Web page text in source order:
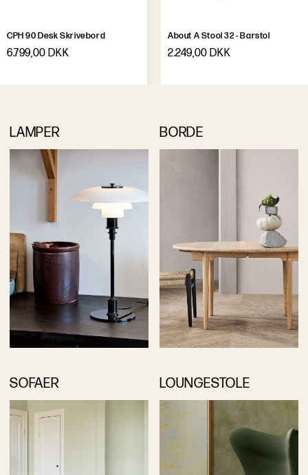
CPH 90 Desk Skrivebord
6.799,00 DKK
About A Stool 32 - Barstol
2.249,00 DKK
LAMPER BORDE
SOFAER LOUNGESTOLE